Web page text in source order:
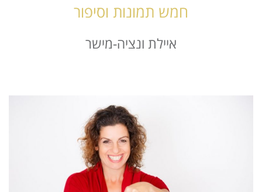
חמש תמונות וסיפור
איילת ונציה-מישר